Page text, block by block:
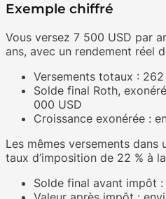
Exemple chiffré
Vous versez 7 500 USD par
ans, avec un rendement réel
Versements totaux :
Solde final Roth,
000 USD
Croissance exonérée :
Les mêmes versements dans
taux d’imposition de 22 % à
Solde final avant impôt